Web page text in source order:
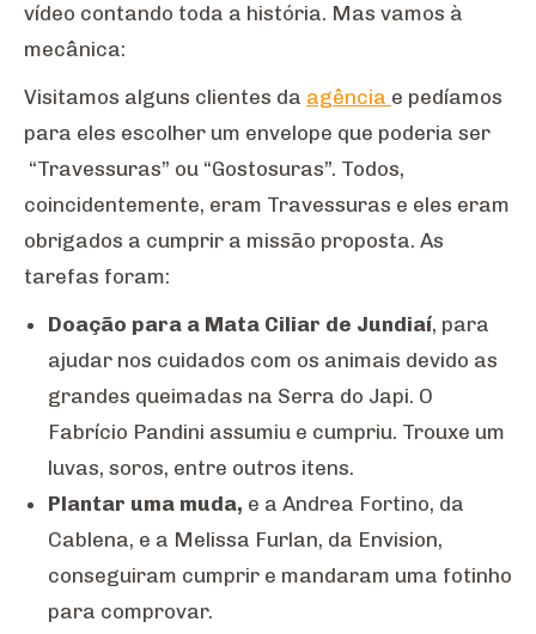
vídeo contando toda a história. Mas vamos à
mecânica:
Visitamos alguns clientes da agência e pedíamos
para eles escolher um envelope que poderia ser
“Travessuras” ou “Gostosuras”. Todos,
coincidentemente, eram Travessuras e eles eram
obrigados a cumprir a missão proposta. As
tarefas foram:
Doação para a Mata Ciliar de Jundiaí, para
ajudar nos cuidados com os animais devido as
grandes queimadas na Serra do Japi. O
Fabrício Pandini assumiu e cumpriu. Trouxe um
luvas, soros, entre outros itens.
Plantar uma muda, e a Andrea Fortino, da
Cablena, e a Melissa Furlan, da Envision,
conseguiram cumprir e mandaram uma fotinho
para comprovar.